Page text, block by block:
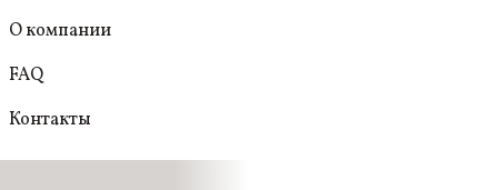
О компании
FAQ
Контакты